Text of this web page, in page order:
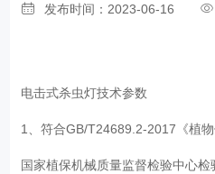
联系国产精品亚洲AV蜜桃
发布时间：2023-06-16
电击式杀虫灯技术参数
1、符合GB/T24689.2-2017《植
国家植保机械质量监督检验中心检